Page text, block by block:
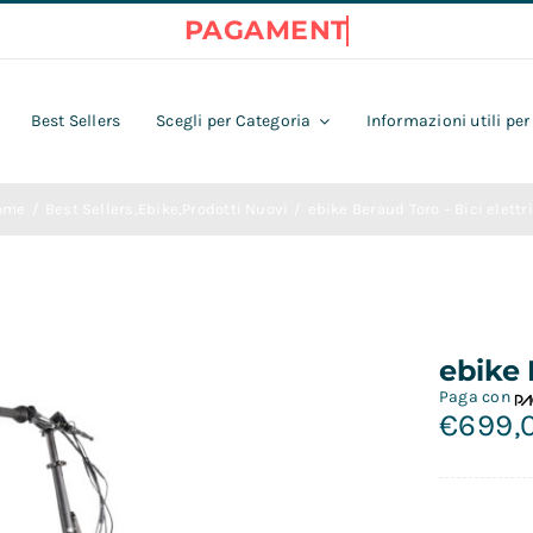
Best Sellers Scegli per Categoria Informazioni utili per
ebike
€
Paga con